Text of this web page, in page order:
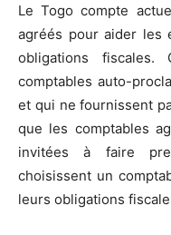
Le Togo compte
agréés pour aider les
obligations
comptables auto-
et qui ne fournissent
que les comptables
invitées à faire
choisissent un
leurs obligations